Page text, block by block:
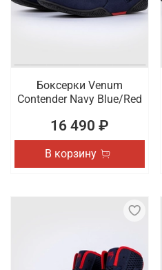
Боксерки Venum
Contender Navy Blue/Red
16 490 ₽
В корзину